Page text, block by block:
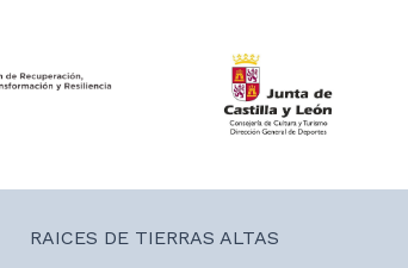
RAICES DE TIERRAS ALTAS